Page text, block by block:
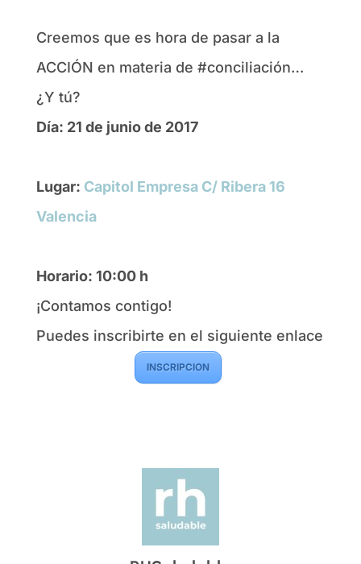
Creemos que es hora de pasar a la
ACCIÓN en materia de #conciliación…
¿Y tú?
Día: 21 de junio de 2017
Lugar: Capitol Empresa C/ Ribera 16
Valencia
Horario: 10:00 h
¡Contamos contigo!
Puedes inscribirte en el siguiente enlace
INSCRIPCION